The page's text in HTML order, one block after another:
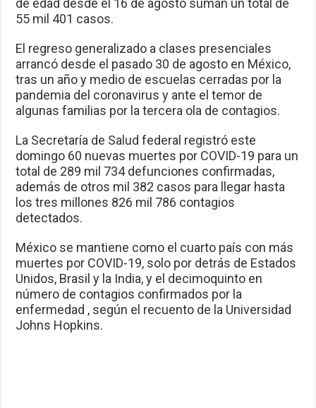
de edad desde el 16 de agosto suman un total de
55 mil 401 casos.
El regreso generalizado a clases presenciales
arrancó desde el pasado 30 de agosto en México,
tras un año y medio de escuelas cerradas por la
pandemia del coronavirus y ante el temor de
algunas familias por la tercera ola de contagios.
La Secretaría de Salud federal registró este
domingo 60 nuevas muertes por COVID-19 para un
total de 289 mil 734 defunciones confirmadas,
además de otros mil 382 casos para llegar hasta
los tres millones 826 mil 786 contagios
detectados.
México se mantiene como el cuarto país con más
muertes por COVID-19, solo por detrás de Estados
Unidos, Brasil y la India, y el decimoquinto en
número de contagios confirmados por la
enfermedad , según el recuento de la Universidad
Johns Hopkins.